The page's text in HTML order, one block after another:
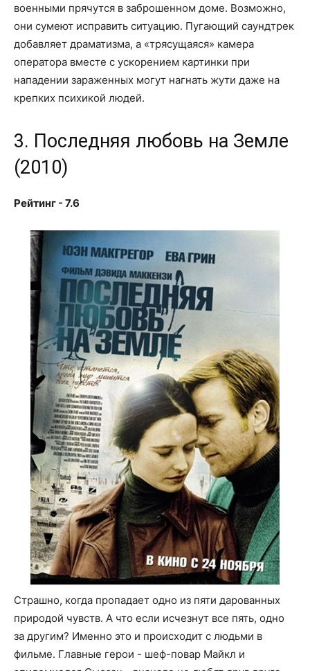
военными прячутся в заброшенном доме. Возможно,
они сумеют исправить ситуацию. Пугающий саундтрек
добавляет драматизма, а «трясущаяся» камера
оператора вместе с ускорением картинки при
нападении зараженных могут нагнать жути даже на
крепких психикой людей.
3. Последняя любовь на Земле
(2010)
Рейтинг - 7.6
Страшно, когда пропадает одно из пяти дарованных
природой чувств. А что если исчезнут все пять, одно
за другим? Именно это и происходит с людьми в
фильме. Главные герои - шеф-повар Майкл и